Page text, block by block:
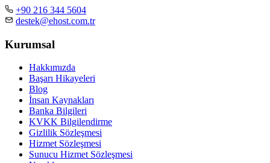
+90 216 344 5604
destek@ehost.com.tr
Kurumsal
Hakkımızda
Başarı Hikayeleri
Blog
İnsan Kaynakları
Banka Bilgileri
KVKK Bilgilendirme
Gizlilik Sözleşmesi
Hizmet Sözleşmesi
Sunucu Hizmet Sözleşmesi